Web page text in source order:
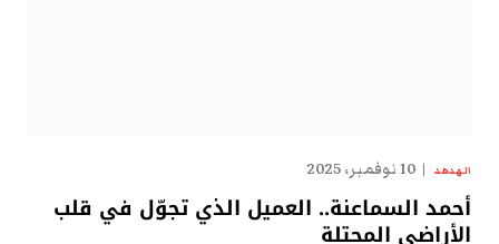
الهدهد 10 نوفمبر، 2025
أحمد السماعنة.. العميل الذي تجوّل في قلب
الأراضي المحتلة